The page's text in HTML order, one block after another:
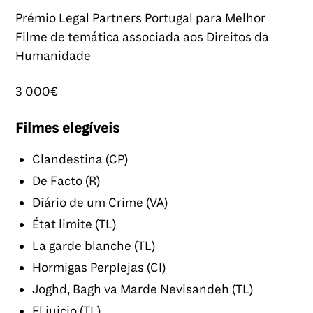
Prémio Legal Partners Portugal para Melhor
Filme de temática associada aos Direitos da
Humanidade
3 000€
Filmes elegíveis
Clandestina (CP)
De Facto (R)
Diário de um Crime (VA)
État limite (TL)
La garde blanche (TL)
Hormigas Perplejas (CI)
Joghd, Bagh va Marde Nevisandeh (TL)